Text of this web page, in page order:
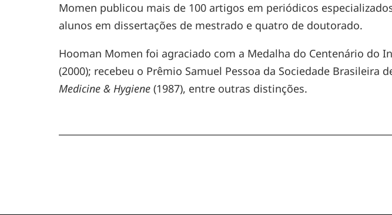
Momen publicou mais de 100 artigos em periódicos
alunos em dissertações de mestrado e quatro de doutorado.
Hooman Momen foi agraciado com a Medalha do Centenário do
(2000); recebeu o Prêmio Samuel Pessoa da Sociedade Brasileira
Medicine & Hygiene (1987), entre outras distinções.